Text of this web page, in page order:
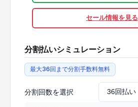
セール情報を見る
分割払いシミュレーション
最大36回まで分割手数料無料
分割回数を選択